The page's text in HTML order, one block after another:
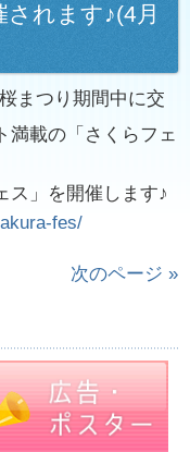
れます♪(4月
満載の「さくらフェ
まつり期間中に交
ス」を開催します♪
fes/
次のページ »